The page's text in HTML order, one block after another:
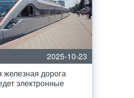
2025-10-23
железная дорога
электронные